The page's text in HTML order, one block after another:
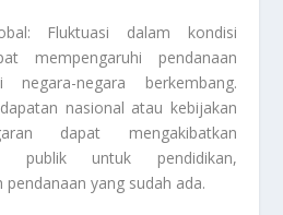
Fluktuasi dalam kondisi
mempengaruhi pendanaan
negara berkembang.
nasional atau kebijakan
dapat mengakibatkan
publik untuk pendidikan,
yang sudah ada.